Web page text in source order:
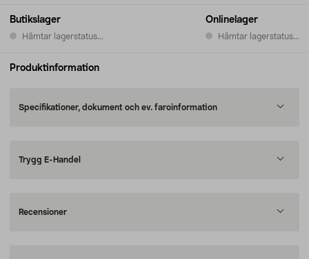
Butikslager
Hämtar lagerstatus...
Onlinelager
Hämtar lagerstatus...
Produktinformation
Specifikationer, dokument och ev. faroinformation
Trygg E-Handel
Recensioner